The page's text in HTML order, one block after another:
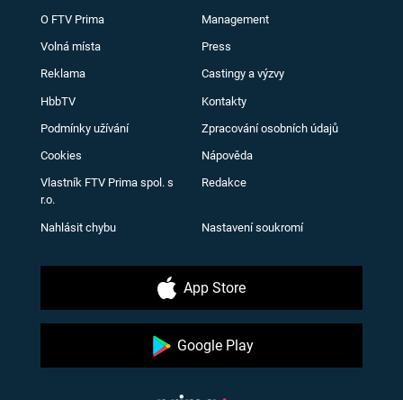
O FTV Prima Management
Volná místa Press
Reklama Castingy a výzvy
HbbTV Kontakty
Podmínky užívání Zpracování osobních údajů
Cookies Nápověda
Vlastník FTV Prima spol. s
r.o.
Redakce
Nahlásit chybu Nastavení soukromí
App Store
Google Play